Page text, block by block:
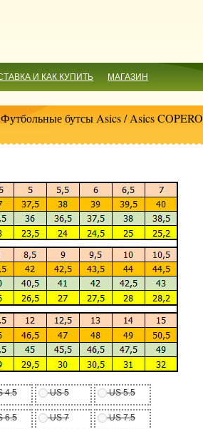
И КАК КУПИТЬ МАГАЗИН
Футбольные бутсы Asics/ Asics COPERO
4.5 US 5 US 5.5
6.5 US 7 US 7.5